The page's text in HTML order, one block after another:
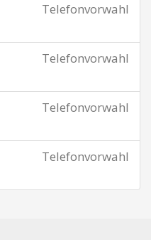
Telefonvorwahl
Telefonvorwahl
Telefonvorwahl
Telefonvorwahl